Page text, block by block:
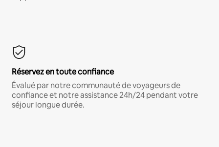
Réservez en toute confiance
Évalué par notre communauté de voyageurs de
confiance et notre assistance 24h/24 pendant votre
séjour longue durée.